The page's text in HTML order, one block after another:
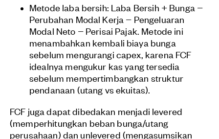
Metode laba bersih: Laba Bersih + Bunga −
Perubahan Modal Kerja − Pengeluaran
Modal Neto − Perisai Pajak. Metode ini
menambahkan kembali biaya bunga
sebelum mengurangi capex, karena FCF
idealnya mengukur kas yang tersedia
sebelum mempertimbangkan struktur
pendanaan (utang vs ekuitas).
FCF juga dapat dibedakan menjadi levered
(memperhitungkan beban bunga/utang
perusahaan) dan unlevered (mengasumsikan